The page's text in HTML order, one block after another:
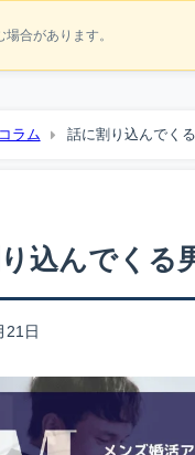
場合があります。
ラム 話に割り込んでく
込んでくる
21日